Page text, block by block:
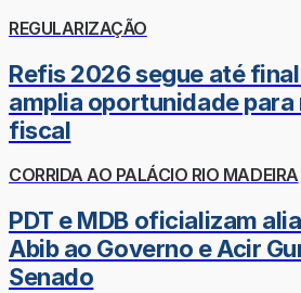
REGULARIZAÇÃO
Refis 2026 segue até
amplia oportunidade
fiscal
CORRIDA AO PALÁCIO RIO MADEIRA
PDT e MDB oficializam
Abib ao Governo e Acir
Senado